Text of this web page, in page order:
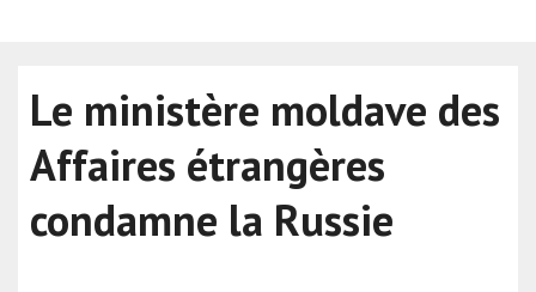
Le ministère moldave des
Affaires étrangères
condamne la Russie